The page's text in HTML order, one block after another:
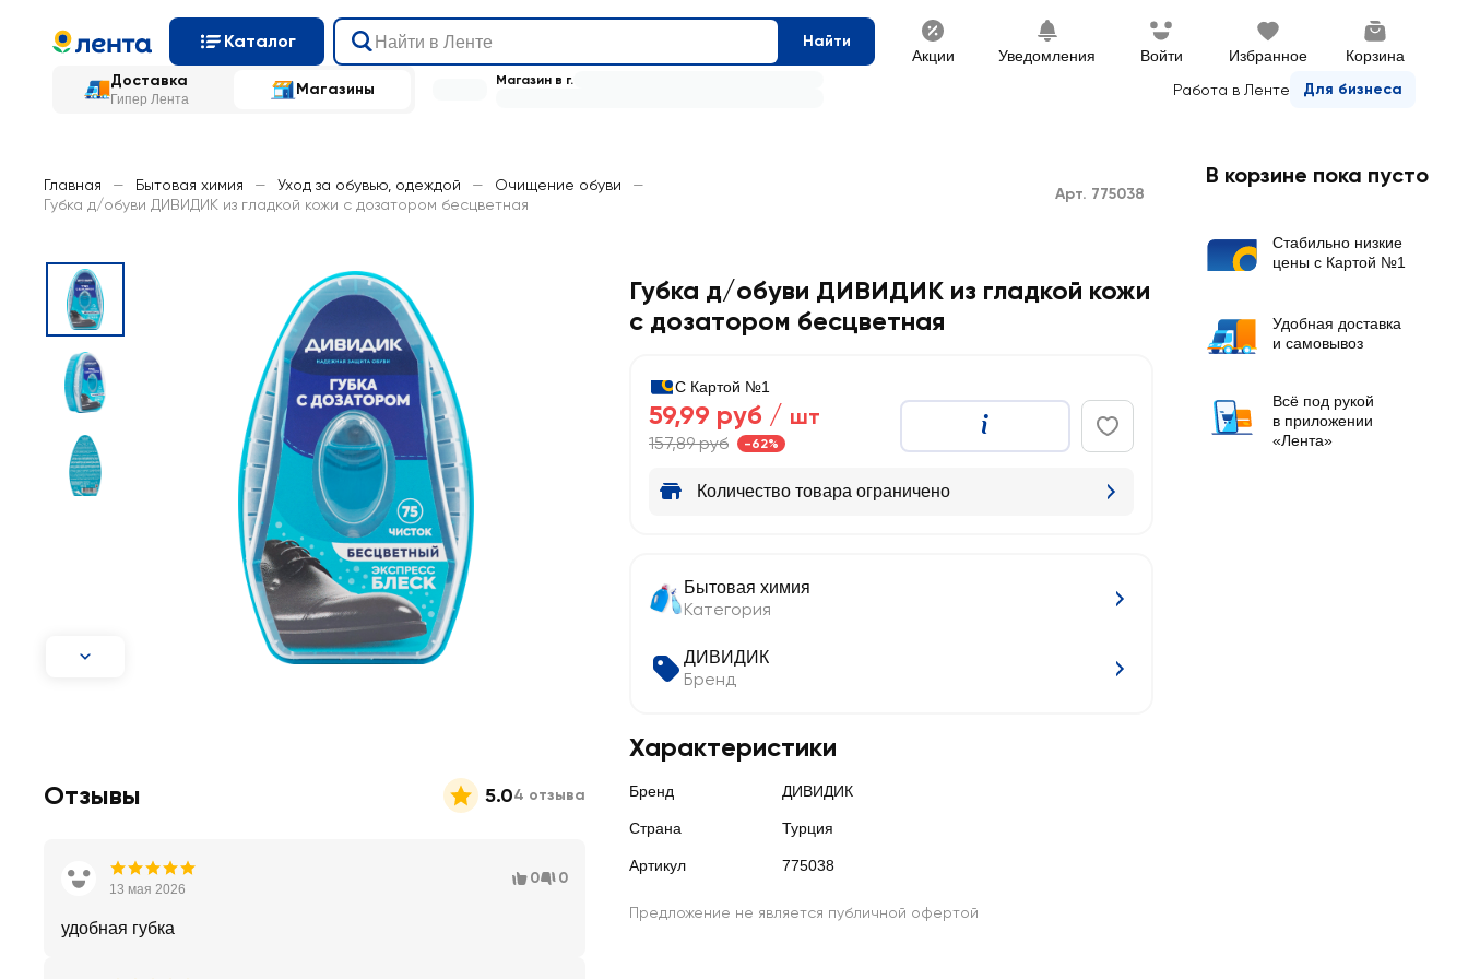
Каталог Найти
Акции Уведомления Войти Избранное Корзина
Доставка
Гипер Лента
Магазины Работа в Ленте Для бизнеса
Магазин в г.
Главная — Бытовая химия — Уход за обувью, одеждой — Очищение обуви
—
Губка д/обуви ДИВИДИК из гладкой кожи с дозатором бесцветная
Арт. 775038
Губка д/обуви ДИВИДИК из гладкой кожи
с дозатором бесцветная
С Картой №1
59,99 руб / шт
157,89 руб -62%
Количество товара ограничено
Бытовая химия
Категория
ДИВИДИК
Бренд
Характеристики
Бренд ДИВИДИК
Страна Турция
Артикул 775038
Предложение не является публичной офертой
Отзывы 5.04 отзыва
13 мая 2026
0 0
удобная губка
В корзине пока пусто
Стабильно низкие
цены с Картой №1
Удобная доставка
и самовывоз
Всё под рукой
в приложении
«Лента»